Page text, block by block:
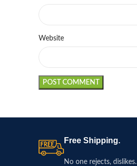
Website
Free Shipping.
No one rejects, dislikes.